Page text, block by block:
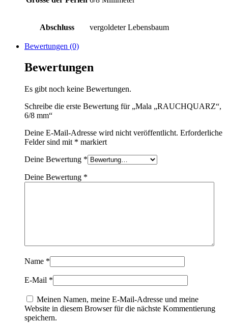
Abschluss vergoldeter Lebensbaum
Bewertungen (0)
Bewertungen
Es gibt noch keine Bewertungen.
Schreibe die erste Bewertung für „Mala „RAUCHQUARZ“,
6/8 mm“
Deine E-Mail-Adresse wird nicht veröffentlicht. Erforderliche
Felder sind mit * markiert
Deine Bewertung *
Deine Bewertung *
Name *
E-Mail *
Meinen Namen, meine E-Mail-Adresse und meine
Website in diesem Browser für die nächste Kommentierung
speichern.